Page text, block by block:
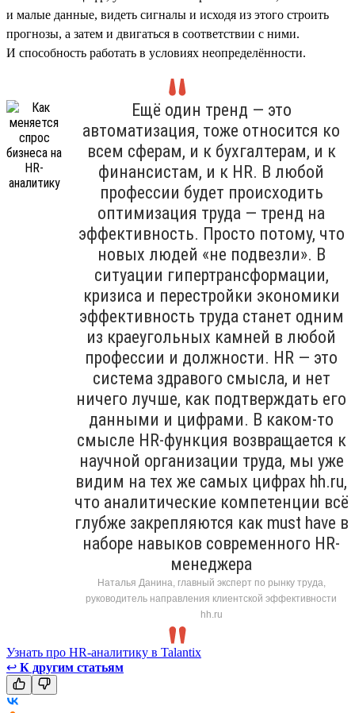
и малые данные, видеть сигналы и исходя из этого строить
прогнозы, а затем и двигаться в соответствии с ними.
И способность работать в условиях неопределённости.
Ещё один тренд — это
автоматизация, тоже относится ко
всем сферам, и к бухгалтерам, и к
финансистам, и к HR. В любой
профессии будет происходить
оптимизация труда — тренд на
эффективность. Просто потому, что
новых людей «не подвезли». В
ситуации гипертрансформации,
кризиса и перестройки экономики
эффективность труда станет одним
из краеугольных камней в любой
профессии и должности. HR — это
система здравого смысла, и нет
ничего лучше, как подтверждать его
данными и цифрами. В каком-то
смысле HR-функция возвращается к
научной организации труда, мы уже
видим на тех же самых цифрах hh.ru,
что аналитические компетенции всё
глубже закрепляются как must have в
наборе навыков современного HR-
менеджера
Наталья Данина, главный эксперт по рынку труда,
руководитель направления клиентской эффективности
hh.ru
Узнать про HR-аналитику в Talantix
↩ К другим статьям